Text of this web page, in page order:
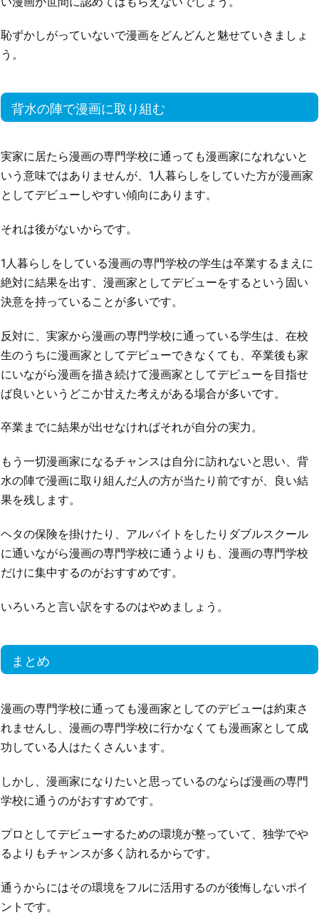
恥ずかしがっていないで漫画をどんどんと魅せていきましょ
う。
背水の陣で漫画に取り組む
実家に居たら漫画の専門学校に通っても漫画家になれないと
いう意味ではありませんが、1人暮らしをしていた方が漫画家
としてデビューしやすい傾向にあります。
それは後がないからです。
1人暮らしをしている漫画の専門学校の学生は卒業するまえに
絶対に結果を出す、漫画家としてデビューをするという固い
決意を持っていることが多いです。
反対に、実家から漫画の専門学校に通っている学生は、在校
生のうちに漫画家としてデビューできなくても、卒業後も家
にいながら漫画を描き続けて漫画家としてデビューを目指せ
ば良いというどこか甘えた考えがある場合が多いです。
卒業までに結果が出せなければそれが自分の実力。
もう一切漫画家になるチャンスは自分に訪れないと思い、背
水の陣で漫画に取り組んだ人の方が当たり前ですが、良い結
果を残します。
ヘタの保険を掛けたり、アルバイトをしたりダブルスクール
に通いながら漫画の専門学校に通うよりも、漫画の専門学校
だけに集中するのがおすすめです。
いろいろと言い訳をするのはやめましょう。
まとめ
漫画の専門学校に通っても漫画家としてのデビューは約束さ
れませんし、漫画の専門学校に行かなくても漫画家として成
功している人はたくさんいます。
しかし、漫画家になりたいと思っているのならば漫画の専門
学校に通うのがおすすめです。
プロとしてデビューするための環境が整っていて、独学でや
るよりもチャンスが多く訪れるからです。
通うからにはその環境をフルに活用するのが後悔しないポイ
ントです。